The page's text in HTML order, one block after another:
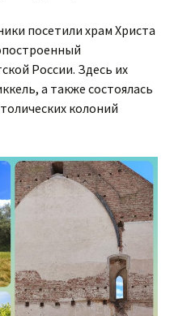
посетили храм Христа
России. Здесь их
а также состоялась
колоний